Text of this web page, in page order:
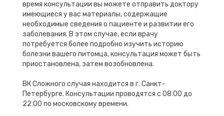
время консультации вы можете отправить доктору
имеющиеся у вас материалы, содержащие
необходимые сведения о пациенте и развитии его
заболевания. В этом случае, если врачу
потребуется более подробно изучить историю
болезни вашего питомца, консультация может быть
приостановлена, затем возобновлена.
ВК Сложного случая находится в г. Санкт-
Петербурге. Консультации проводятся с 08:00 до
22:00 по московскому времени.